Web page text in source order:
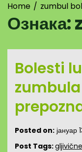
Home zumbul
Ознака:
Bolesti
Posted on: јануар
Post Tags: